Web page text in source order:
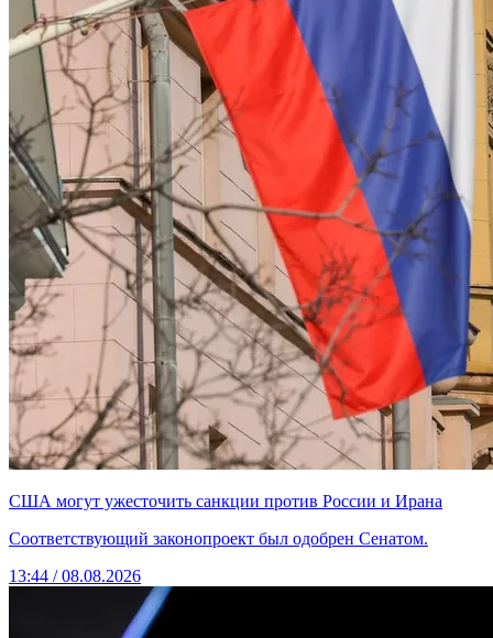
США могут ужесточить санкции против России и Ирана
Соответствующий законопроект был одобрен Сенатом.
13:44 / 08.08.2026